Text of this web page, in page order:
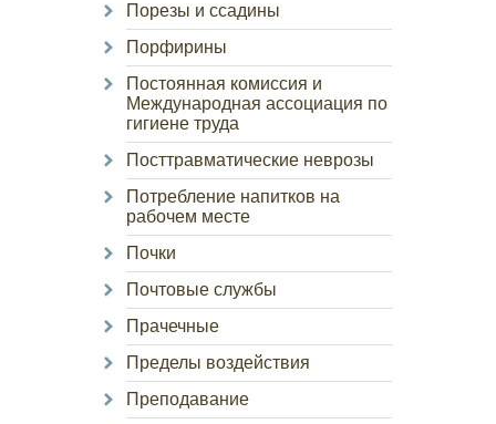
Порезы и ссадины
Порфирины
Постоянная комиссия и
Международная ассоциация по
гигиене труда
Посттравматические неврозы
Потребление напитков на
рабочем месте
Почки
Почтовые службы
Прачечные
Пределы воздействия
Преподавание